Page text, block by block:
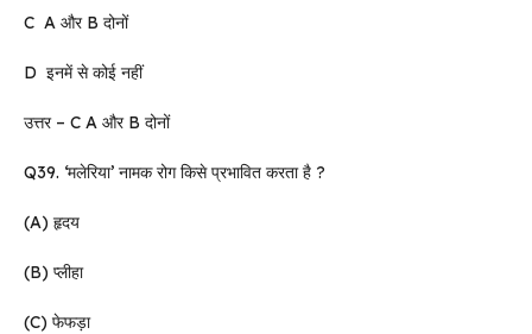
C A और B दोनों
D इनमें से कोई नहीं
उत्तर – C A और B दोनों
Q39. ‘मलेरिया’ नामक रोग किसे प्रभावित करता है ?
(A) हृदय
(B) प्लीहा
(C) फेफड़ा